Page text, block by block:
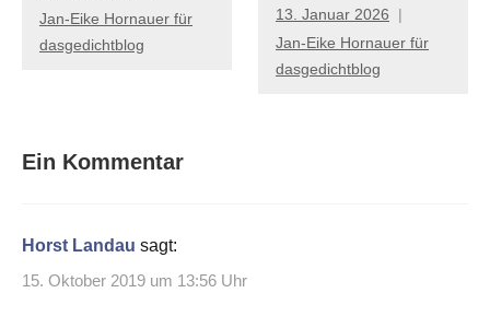
Jan-Eike Hornauer für
dasgedichtblog
13. Januar 2026
Jan-Eike Hornauer für
dasgedichtblog
Ein Kommentar
Horst Landau sagt:
15. Oktober 2019 um 13:56 Uhr